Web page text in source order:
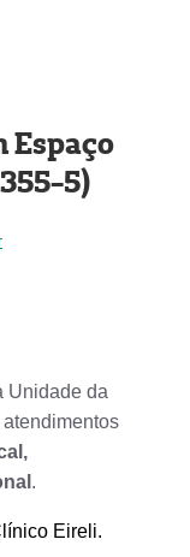
Espaço
5)
Unidade da
.
Eireli.